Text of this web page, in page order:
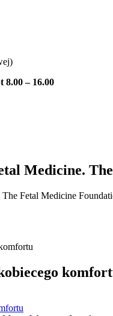
8.00 – 16.00
Medicine.